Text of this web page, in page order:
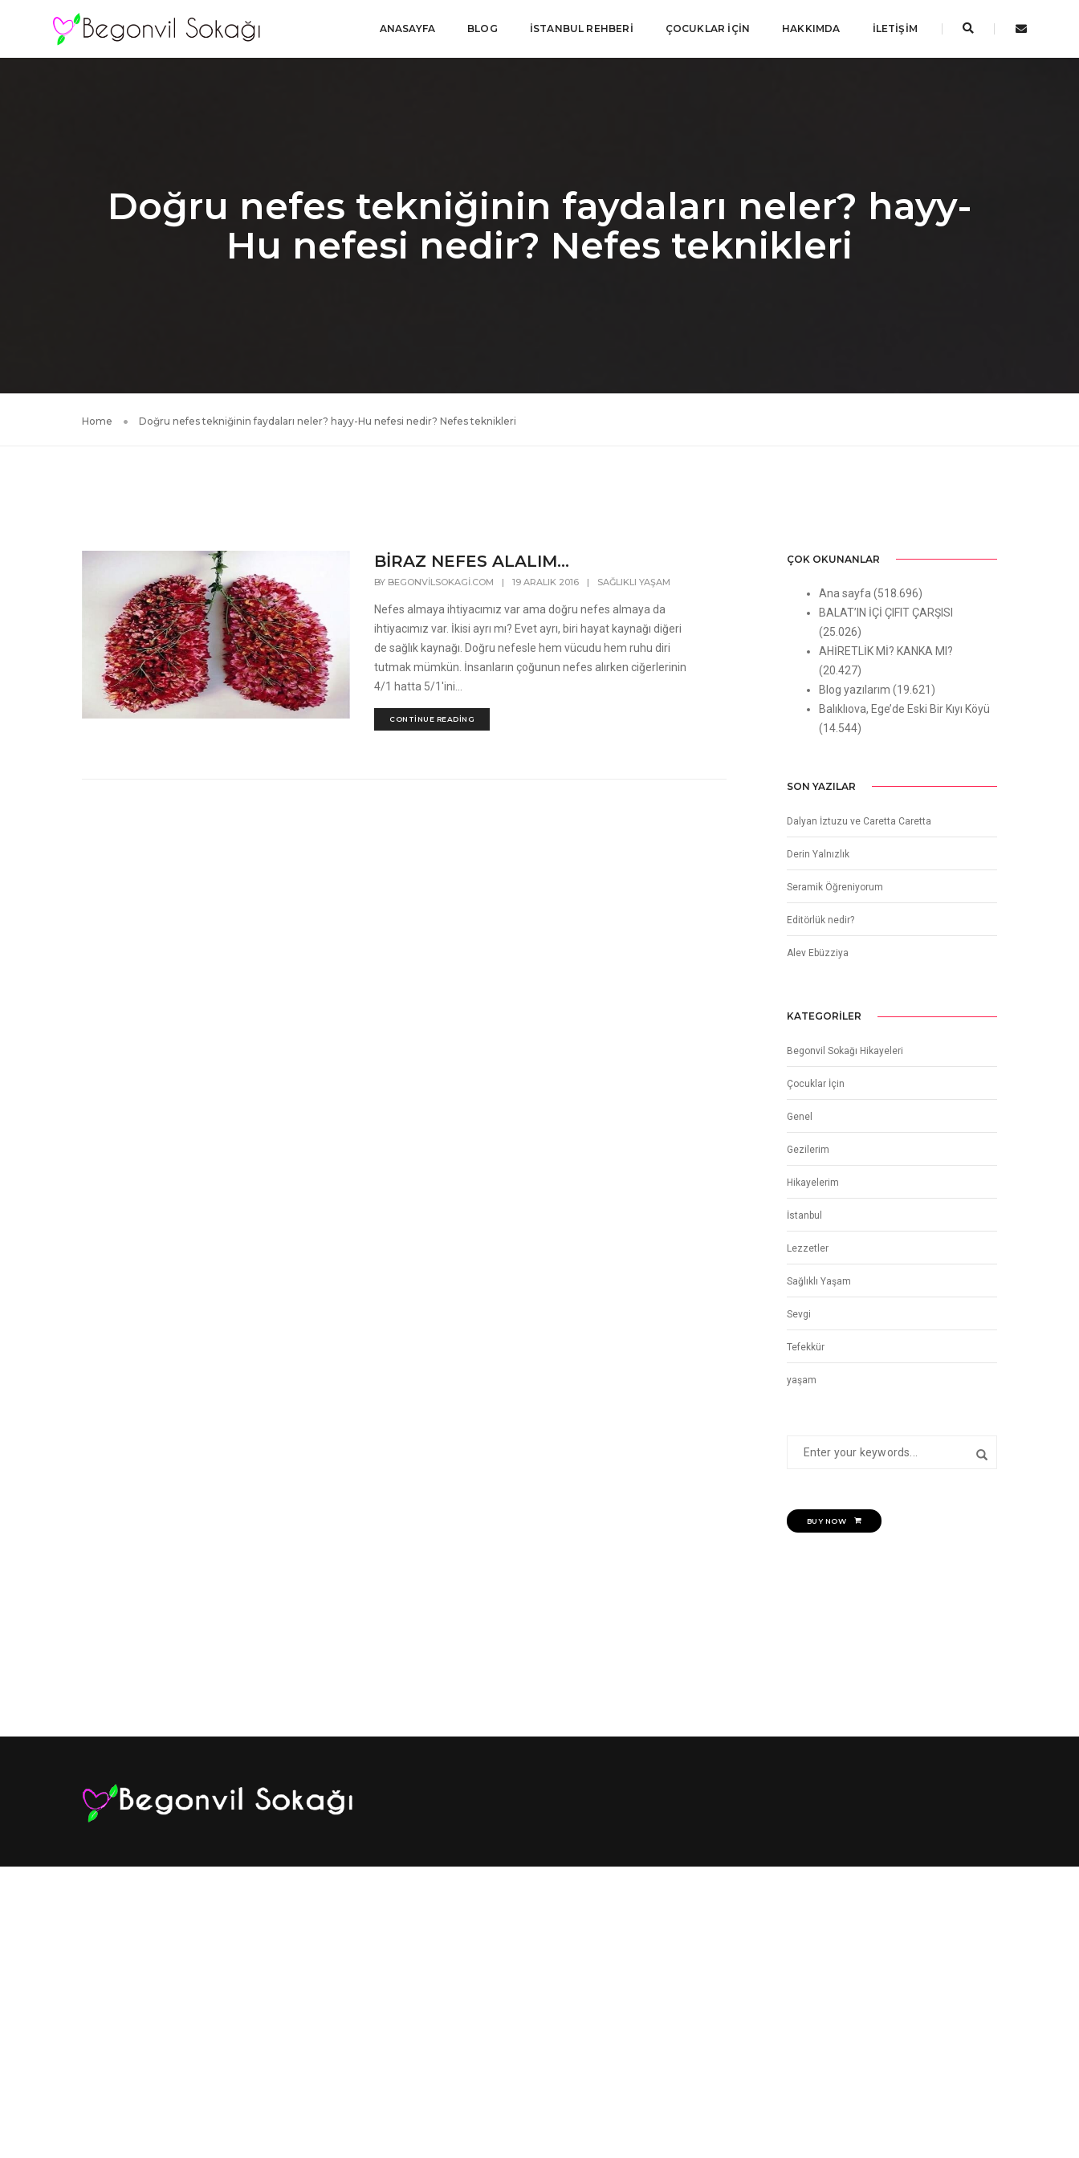
ANASAYFA BLOG İSTANBUL REHBERI ÇOCUKLAR İÇIN HAKKIMDA İLETIŞIM
Doğru nefes tekniğinin faydaları neler? hayy-
Hu nefesi nedir? Nefes teknikleri
Home Doğru nefes tekniğinin faydaları neler? hayy-Hu nefesi nedir? Nefes teknikleri
BİRAZ NEFES ALALIM…
BY BEGONVILSOKAGI.COM | 19 ARALIK 2016 | SAĞLIKLI YAŞAM
Nefes almaya ihtiyacımız var ama doğru nefes almaya da
ihtiyacımız var. İkisi ayrı mı? Evet ayrı, biri hayat kaynağı diğeri
de sağlık kaynağı. Doğru nefesle hem vücudu hem ruhu diri
tutmak mümkün. İnsanların çoğunun nefes alırken ciğerlerinin
4/1 hatta 5/1'ini...
CONTINUE READING
ÇOK OKUNANLAR
Ana sayfa (518.696)
BALAT’IN İÇİ ÇIFIT ÇARŞISI
(25.026)
AHİRETLİK Mİ? KANKA MI?
(20.427)
Blog yazılarım (19.621)
Balıklıova, Ege’de Eski Bir Kıyı Köyü
(14.544)
SON YAZILAR
Dalyan İztuzu ve Caretta Caretta
Derin Yalnızlık
Seramik Öğreniyorum
Editörlük nedir?
Alev Ebüzziya
KATEGORILER
Begonvil Sokağı Hikayeleri
Çocuklar İçin
Genel
Gezilerim
Hikayelerim
İstanbul
Lezzetler
Sağlıklı Yaşam
Sevgi
Tefekkür
yaşam
BUY NOW